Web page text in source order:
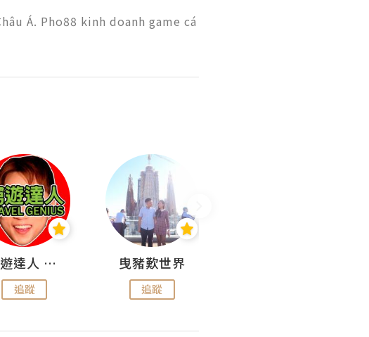
Á. Pho88 kinh doanh game cá
窮遊達人 Mr.TravelGenius
追蹤
曳豬歎世界
追蹤